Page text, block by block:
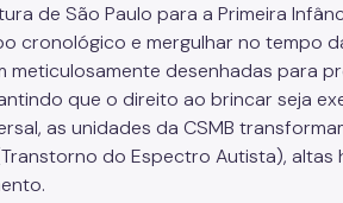
de São Paulo para a Primeira
cronológico e mergulhar no tempo
meticulosamente desenhadas para
que o direito ao brincar seja
as unidades da CSMB
do Espectro Autista),